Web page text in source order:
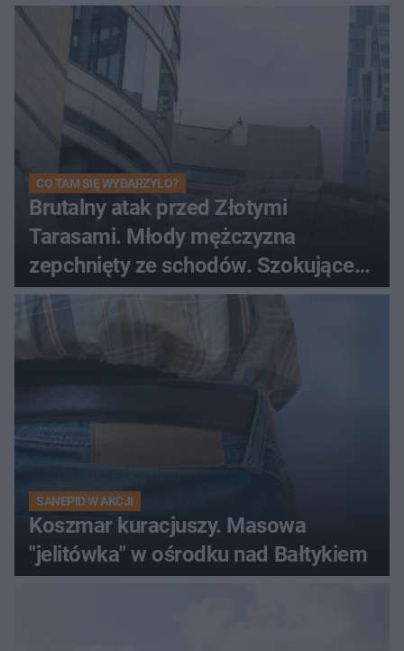
CO TAM SIĘ WYDARZYŁO?
Brutalny atak przed Złotymi
Tarasami. Młody mężczyzna
zepchnięty ze schodów. Szokujące
nagranie krąży po sieci
SANEPID W AKCJI
Koszmar kuracjuszy. Masowa
"jelitówka" w ośrodku nad Bałtykiem